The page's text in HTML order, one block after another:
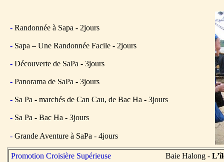
- Randonnée à Sapa - 2jours
- Sapa – Une Randonnée Facile - 2jours
- Découverte de SaPa - 3jours
- Panorama de SaPa - 3jours
- Sa Pa - marchés de Can Cau, de Bac Ha - 3jours
- Sa Pa - Bac Ha - 3jours
- Grande Aventure à SaPa - 4jours
Promotion Croisière Supérieuse Baie Halong -